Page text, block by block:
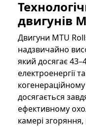
двигунів
Двигуни MTU
надзвичайно
який досягає
електроенергії
досягається
ефективному
камері згоряння,